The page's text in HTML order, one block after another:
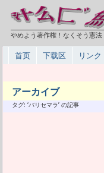
やめよう著作権！なくそう憲法
首页 下载区 リンク
アーカイブ
タグ: ‘バリセマラ’ の記事